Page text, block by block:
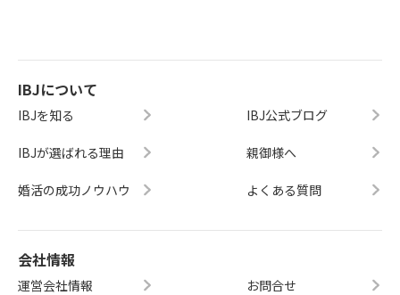
IBJについて
IBJを知る
IBJが選ばれる理由
婚活の成功ノウハウ
IBJ公式ブログ
親御様へ
よくある質問
会社情報
運営会社情報 お問合せ